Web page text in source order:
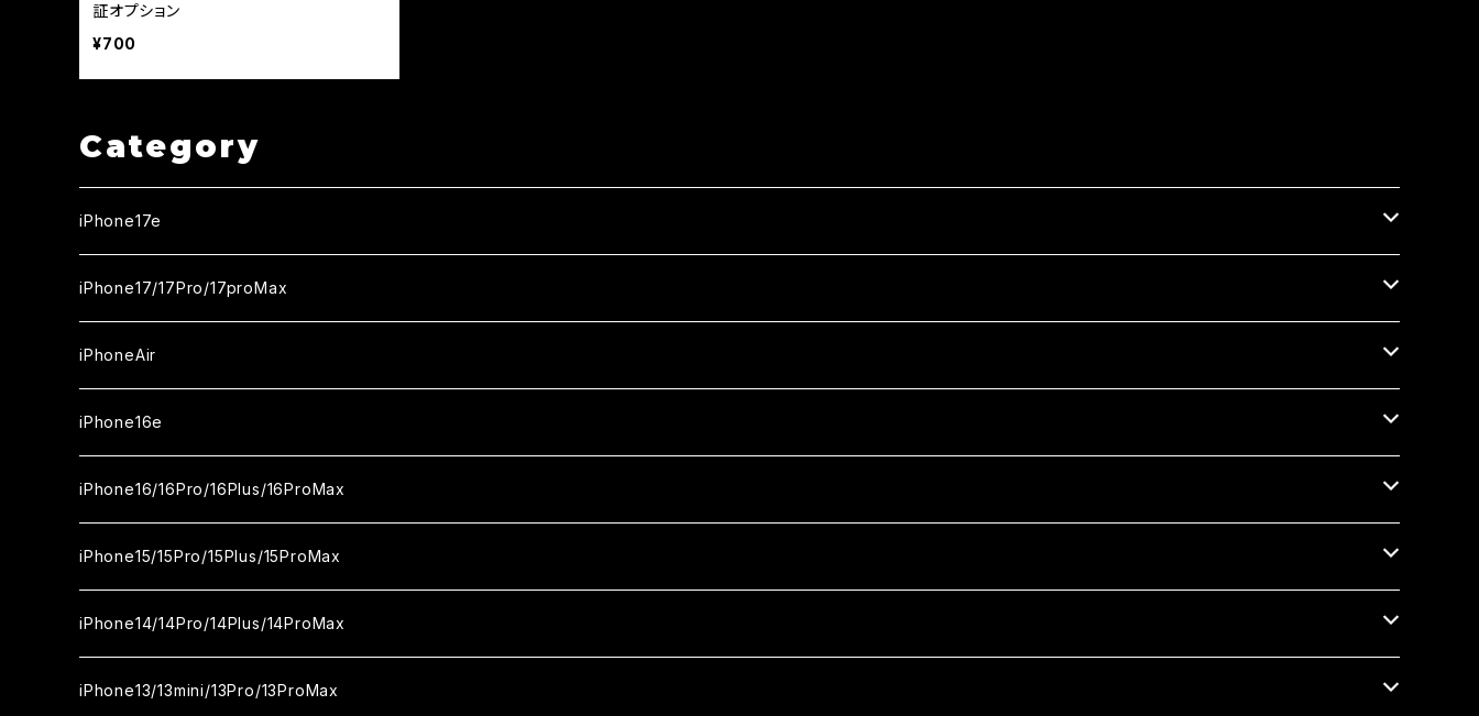
証オプション
¥700
Category
iPhone17e
ガラスフィルム
セラミックフィルム
カメラ用フィルム
iPhone17/17Pro/17proMax
iPhone17
ガラスフィルム
セラミックフィルム
iPhone17Pro
ガラスフィルム
セラミックフィルム
iPhone17proMax
ガラスフィルム
セラミックフィルム
iPhoneAir
ガラスフィルム
セラミックフィルム
カメラ用フィルム
iPhone16e
ガラスフィルム
セラミックフィルム
カメラ用フィルム
iPhone16/16Pro/16Plus/16ProMax
iPhone16
ガラスフィルム
セラミックフィルム
iPhone16Pro
ガラスフィルム
iPhone16Plus
iPhone15/15Pro/15Plus/15ProMax
iPhone15
ガラスフィルム
iPhone15Pro
iPhone14/14Pro/14Plus/14ProMax
iPhone14
iPhone13/13mini/13Pro/13ProMax